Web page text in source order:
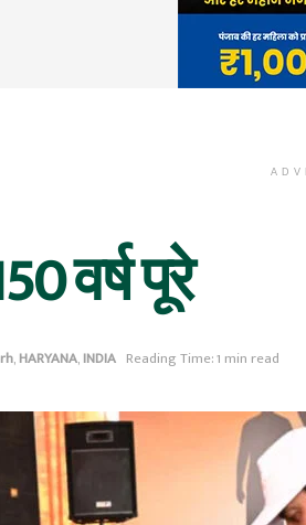
वर्ष पूरे
,HARYANA,INDIA Reading Time: 1 min read